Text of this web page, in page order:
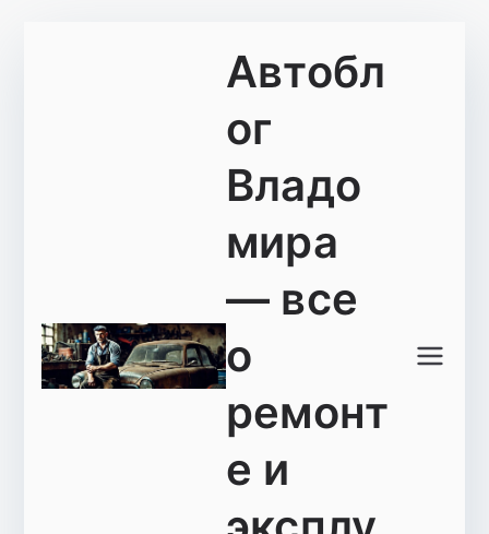
Автобл
ог
Владо
мира
— все
о
ремонт
е и